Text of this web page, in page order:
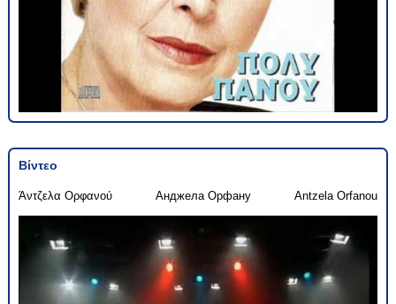
Βίντεο
Άντζελα Ορφανού Анджела Орфану Antzela Orfanou